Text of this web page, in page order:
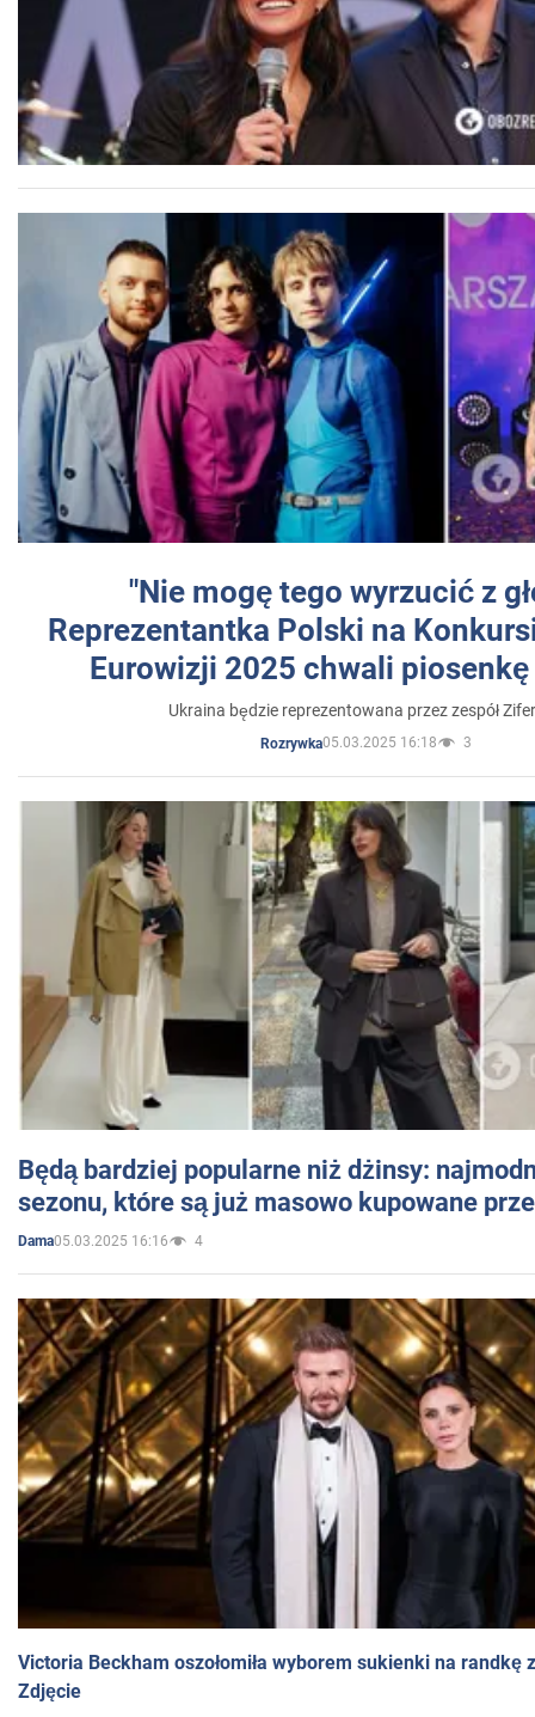
"Nie mogę tego wyrzucić z
Reprezentantka Polski na
Eurowizji 2025 chwali
Ukraina będzie reprezentowana przez zespół
Rozrywka05.03.2025 16:18 3
Będą bardziej popularne niż dżinsy:
sezonu, które są już masowo kupowane
Dama05.03.2025 16:16 4
Victoria Beckham oszołomiła wyborem sukienki na randkę
Zdjęcie